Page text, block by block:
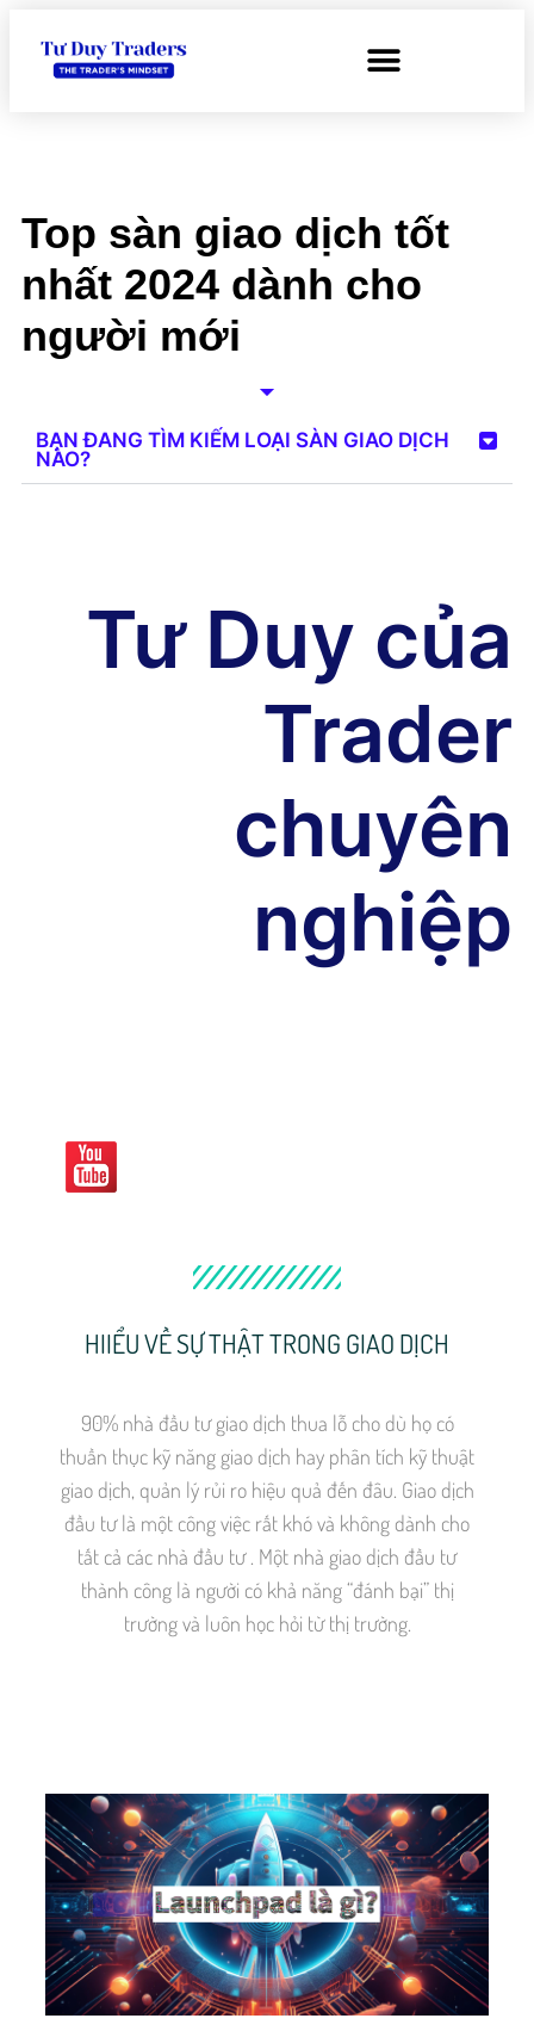
Top sàn giao dịch tốt
nhất 2024 dành cho
người mới
BẠN ĐANG TÌM KIẾM LOẠI SÀN GIAO DỊCH
NÀO?
Tư Duy của
Trader
chuyên
nghiệp
HIIỂU VỀ SỰ THẬT TRONG GIAO DỊCH
90% nhà đầu tư giao dịch thua lỗ cho dù họ có
thuần thục kỹ năng giao dịch hay phân tích kỹ thuật
giao dịch, quản lý rủi ro hiệu quả đến đâu. Giao dịch
đầu tư là một công việc rất khó và không dành cho
tất cả các nhà đầu tư . Một nhà giao dịch đầu tư
thành công là người có khả năng “đánh bại” thị
trường và luôn học hỏi từ thị trường.